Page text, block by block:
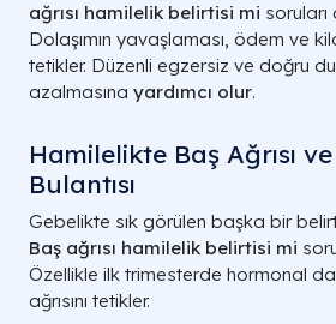
ağrısı hamilelik belirtisi mi
Dolaşımın yavaşlaması, ödem ve
tetikler. Düzenli egzersiz ve doğru
azalmasına yardımcı olur.
Hamilelikte Baş Ağrısı
Bulantısı
Gebelikte sık görülen başka bir
Baş ağrısı hamilelik belirtisi mi
Özellikle ilk trimesterde hormonal
ağrısını tetikler.